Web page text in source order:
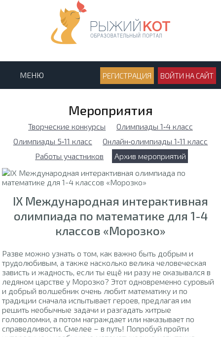
МЕНЮ РЕГИСТРАЦИЯ ВОЙТИ НА САЙТ
Мероприятия
Творческие конкурсы
Олимпиады 1‑4 класс
Олимпиады 5‑11 класс
Онлайн‑олимпиады 1‑11 класс
Работы участников
Архив мероприятий
IX Международная интерактивная
олимпиада по математике для 1-4
классов «Морозко»
Разве можно узнать о том, как важно быть добрым и
трудолюбивым, а также насколько велика человеческая
зависть и жадность, если ты ещё ни разу не оказывался в
ледяном царстве у Морозко? Этот одновременно суровый
и добрый волшебник очень любит математику и по
традиции сначала испытывает героев, предлагая им
решить необычные задачи и разгадать хитрые
головоломки, а потом награждает или наказывает по
справедливости. Смелее – в путь! Попробуй пройти